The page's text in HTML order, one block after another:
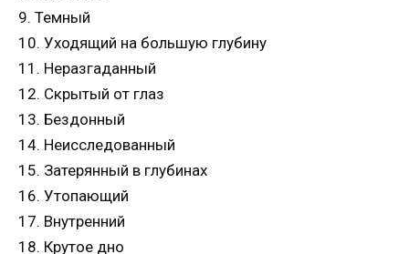
9. Темный
10. Уходящий на большую глубину
11. Неразгаданный
12. Скрытый от глаз
13. Бездонный
14. Неисследованный
15. Затерянный в глубинах
16. Утопающий
17. Внутренний
18. Крутое дно